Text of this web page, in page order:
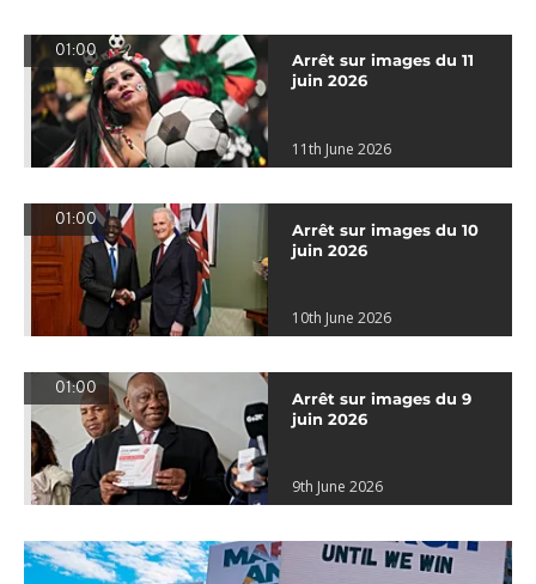
01:00
Arrêt sur images du 11
juin 2026
11th June 2026
01:00
Arrêt sur images du 10
juin 2026
10th June 2026
01:00
Arrêt sur images du 9
juin 2026
9th June 2026